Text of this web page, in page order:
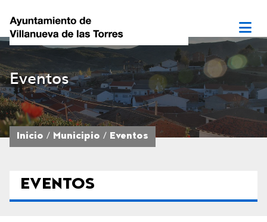
Eventos
Inicio Municipio Eventos
EVENTOS